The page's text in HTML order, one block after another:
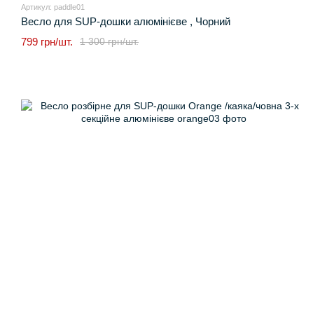
Артикул: paddle01
Весло для SUP-дошки алюмінієве , Чорний
1 300 грн/шт.
799 грн/шт.